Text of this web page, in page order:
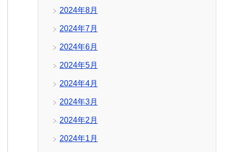
2024年8月
2024年7月
2024年6月
2024年5月
2024年4月
2024年3月
2024年2月
2024年1月